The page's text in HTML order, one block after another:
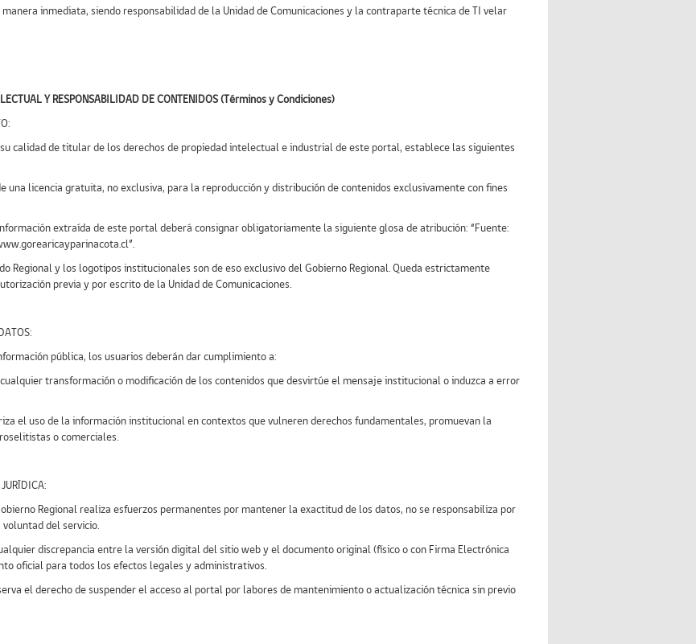
inmediata, siendo responsabilidad de la Unidad de Comunicaciones y la contraparte técnica de TI velar
Y RESPONSABILIDAD DE CONTENIDOS (Términos y Condiciones)
calidad de titular de los derechos de propiedad intelectual e industrial de este portal, establece las siguientes
una licencia gratuita, no exclusiva, para la reproducción y distribución de contenidos exclusivamente con fines
extraída de este portal deberá consignar obligatoriamente la siguiente glosa de atribución: “Fuente:
Regional y los logotipos institucionales son de eso exclusivo del Gobierno Regional. Queda estrictamente
previa y por escrito de la Unidad de Comunicaciones.
pública, los usuarios deberán dar cumplimiento a:
transformación o modificación de los contenidos que desvirtúe el mensaje institucional o induzca a error
el uso de la información institucional en contextos que vulneren derechos fundamentales, promuevan la
o comerciales.
Regional realiza esfuerzos permanentes por mantener la exactitud de los datos, no se responsabiliza por
del servicio.
discrepancia entre la versión digital del sitio web y el documento original (físico o con Firma Electrónica
oficial para todos los efectos legales y administrativos.
el derecho de suspender el acceso al portal por labores de mantenimiento o actualización técnica sin previo